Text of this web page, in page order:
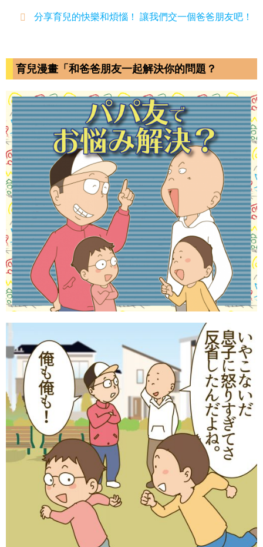
分享育兒的快樂和煩惱！ 讓我們交一個爸爸朋友吧！
育兒漫畫「和爸爸朋友一起解決你的問題？